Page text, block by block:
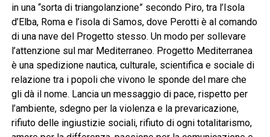
in una “sorta di triangolanzione” secondo Piro, tra l’Isola
d’Elba, Roma e l’isola di Samos, dove Perotti è al comando
di una nave del Progetto stesso. Un modo per sollevare
l’attenzione sul mar Mediterraneo. Progetto Mediterranea
è una spedizione nautica, culturale, scientifica e sociale di
relazione tra i popoli che vivono le sponde del mare che
gli dà il nome. Lancia un messaggio di pace, rispetto per
l’ambiente, sdegno per la violenza e la prevaricazione,
rifiuto delle ingiustizie sociali, rifiuto di ogni totalitarismo,